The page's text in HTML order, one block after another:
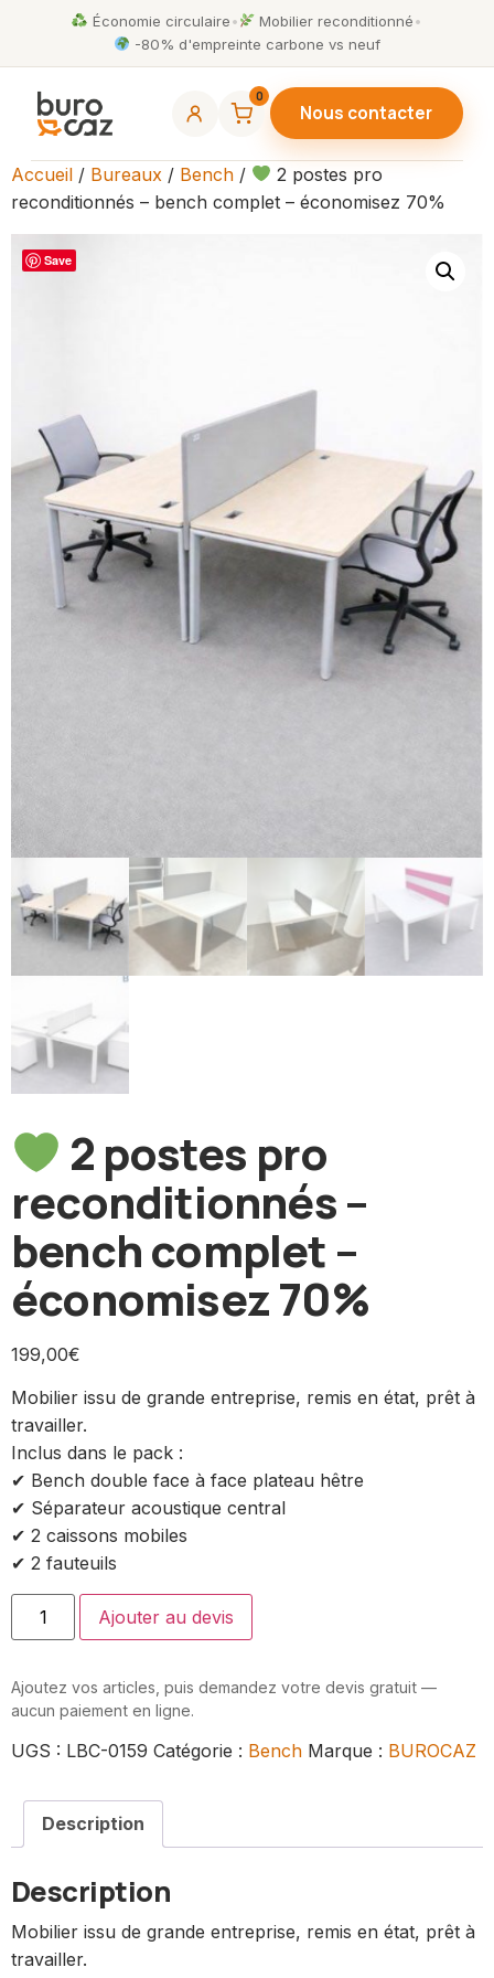
Économie circulaire• Mobilier reconditionné•
-80% d'empreinte carbone vs neuf
0
Nous contacter
Accueil / Bureaux / Bench /
2 postes pro
reconditionnés – bench complet – économisez 70%
Save
2 postes pro
reconditionnés –
bench complet –
économisez 70%
199,00€
Mobilier issu de grande entreprise, remis en état, prêt à
travailler.
Inclus dans le pack :
✔ Bench double face à face plateau hêtre
✔ Séparateur acoustique central
✔ 2 caissons mobiles
✔ 2 fauteuils
Ajouter au devis
Ajoutez vos articles, puis demandez votre devis gratuit —
aucun paiement en ligne.
UGS : LBC-0159 Catégorie : Bench Marque : BUROCAZ
Description
Description
Mobilier issu de grande entreprise, remis en état, prêt à
travailler.